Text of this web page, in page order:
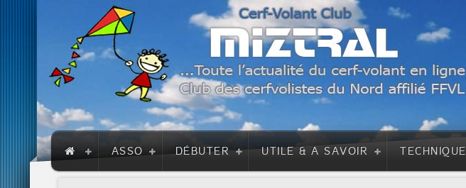
ASSO DÉBUTER UTILE & A SAVOIR TECHNIQUE